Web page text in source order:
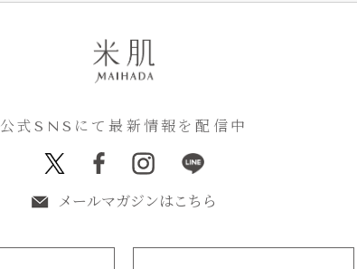
公式SNSにて最新情報を配信中
メールマガジンはこちら